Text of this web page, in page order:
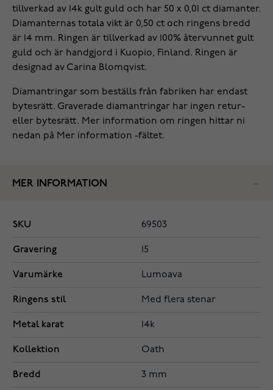
tillverkad av 14k gult guld och har 50 x 0,01 ct diamanter.
Diamanternas totala vikt är 0,50 ct och ringens bredd
är 14 mm. Ringen är tillverkad av 100% återvunnet gult
guld och är handgjord i Kuopio, Finland. Ringen är
designad av Carina Blomqvist.
Diamantringar som beställs från fabriken har endast
bytesrätt. Graverade diamantringar har ingen retur-
eller bytesrätt. Mer information om ringen hittar ni
nedan på Mer information -fältet.
MER INFORMATION
SKU 69503
Gravering 15
Varumärke Lumoava
Ringens stil Med flera stenar
Metal karat 14k
Kollektion Oath
Bredd 3 mm